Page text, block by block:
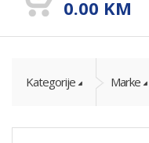
0.00 KM
Kategorije Marke